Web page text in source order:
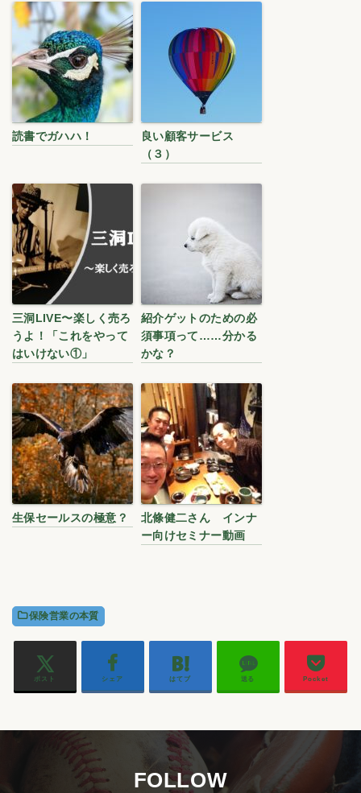
読書でガハハ！
良い顧客サービス
（３）
三洞LIVE〜楽しく売ろ
うよ！「これをやって
はいけない①」
紹介ゲットのための必
須事項って……分かる
かな？
生保セールスの極意？
北條健二さん インナ
ー向けセミナー動画
保険営業の本質
ポスト シェア はてブ 送る Pocket
FOLLOW